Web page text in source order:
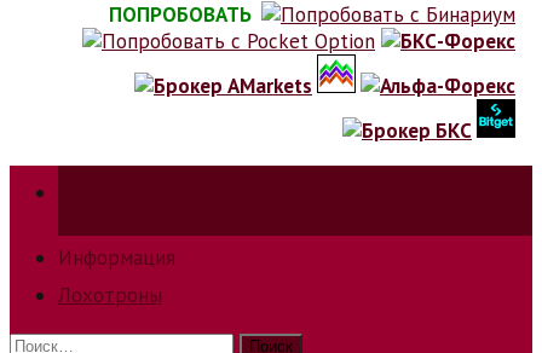
ПОПРОБОВАТЬ
Информация
Лохотроны
Найти: